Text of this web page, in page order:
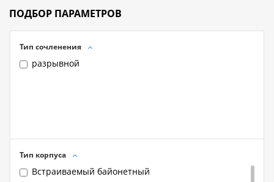
ПОДБОР ПАРАМЕТРОВ
Тип сочленения
разрывной
Тип корпуса
Встраиваемый байонетный